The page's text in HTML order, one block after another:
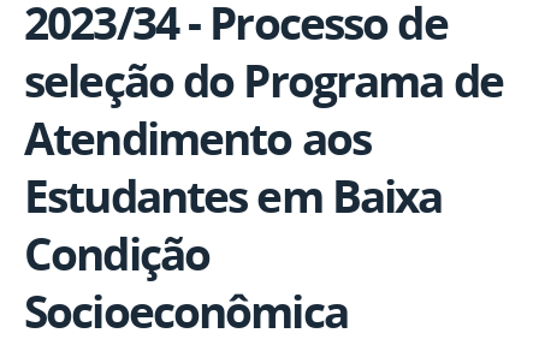
2023/34 - Processo de
seleção do Programa de
Atendimento aos
Estudantes em Baixa
Condição
Socioeconômica